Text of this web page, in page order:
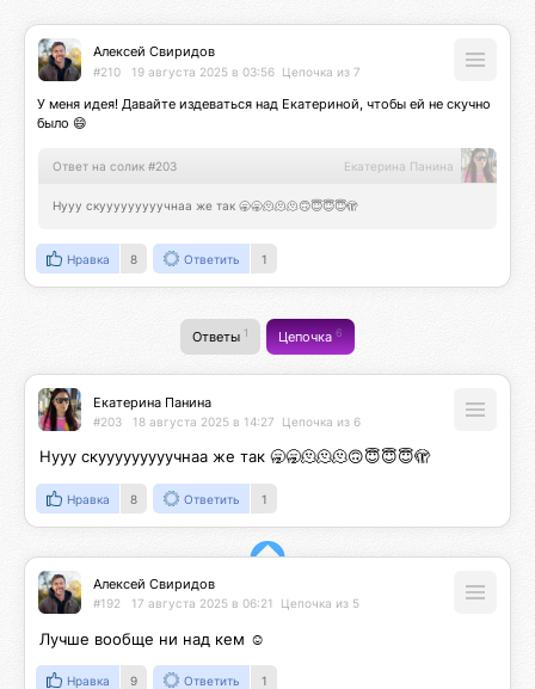
Алексей Свиридов
#210 19 августа 2025 в 03:56 Цепочка из 7
У меня идея! Давайте издеваться над Екатериной, чтобы ей не скучно
было 😄
Ответ на солик #203 Екатерина Панина
Нууу скууууууууучнаа же так 🥱🥱🫠🫠🫠🙃😇😇😇🫣
Нравка 8 Ответить 1
Ответы 1 Цепочка6
Екатерина Панина
#203 18 августа 2025 в 14:27 Цепочка из 6
Нууу скууууууууучнаа же так 🥱🥱🫠🫠🫠🙃😇😇😇🫣
Нравка 8 Ответить 1
Алексей Свиридов
#192 17 августа 2025 в 06:21 Цепочка из 5
Лучше вообще ни над кем ☺️
Нравка 9 Ответить 1